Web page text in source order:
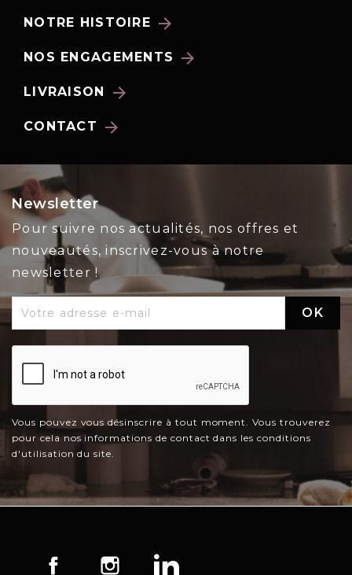
NOTRE HISTOIRE arrow_forward
NOS ENGAGEMENTS arrow_forward
LIVRAISON arrow_forward
CONTACT arrow_forward
Newsletter
Pour suivre nos actualités, nos offres et
nouveautés, inscrivez-vous à notre
newsletter !
Vous pouvez vous désinscrire à tout moment. Vous trouverez
pour cela nos informations de contact dans les conditions
d'utilisation du site.
Facebook Instagram